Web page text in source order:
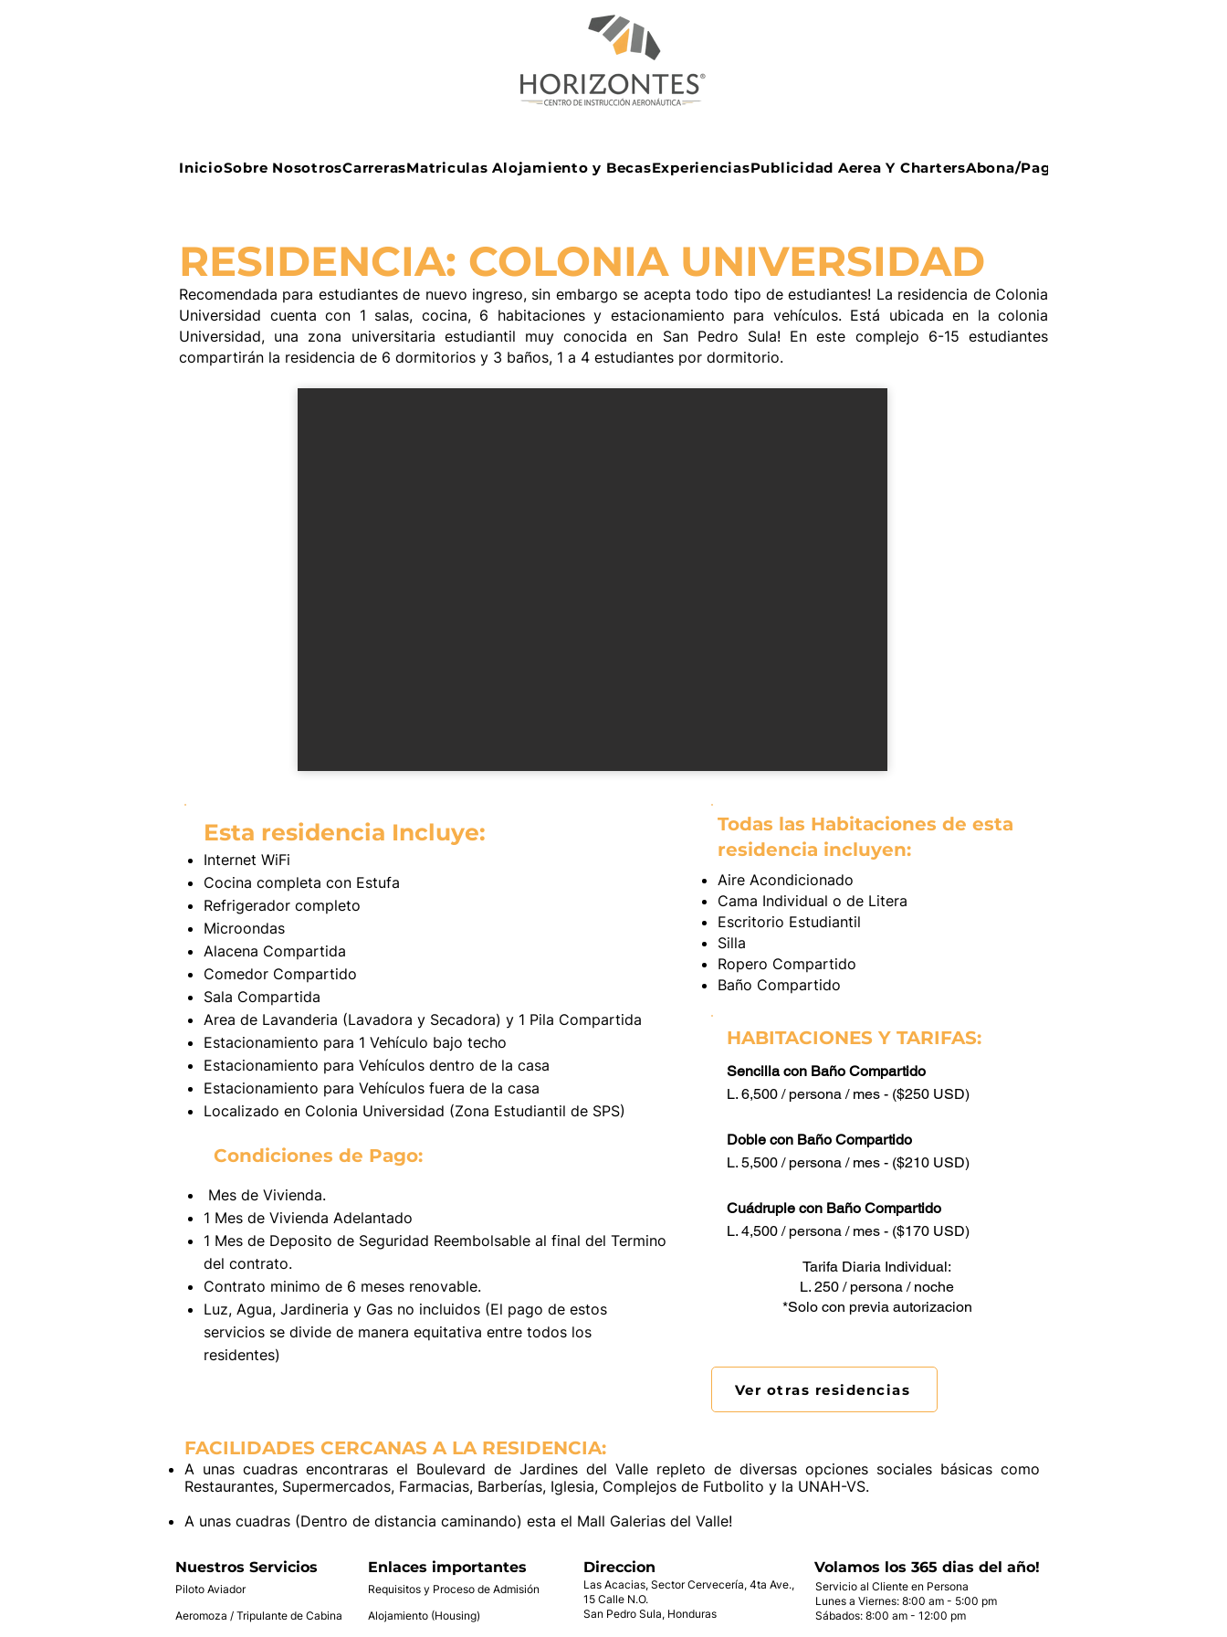
InicioSobre NosotrosCarrerasMatriculas Alojamiento y BecasExperienciasPublicidad Aerea Y ChartersAbona/Paga en Linea
RESIDENCIA: COLONIA UNIVERSIDAD
Recomendada para estudiantes de nuevo ingreso, sin embargo se acepta todo tipo de estudiantes! La residencia de Colonia
Universidad cuenta con 1 salas, cocina, 6 habitaciones y estacionamiento para vehículos. Está ubicada en la colonia
Universidad, una zona universitaria estudiantil muy conocida en San Pedro Sula! En este complejo 6-15 estudiantes
compartirán la residencia de 6 dormitorios y 3 baños, 1 a 4 estudiantes por dormitorio.
Esta residencia Incluye:
Internet WiFi
Cocina completa con Estufa
Refrigerador completo
Microondas
Alacena Compartida
Comedor Compartido
Sala Compartida
Area de Lavanderia (Lavadora y Secadora) y 1 Pila Compartida
Estacionamiento para 1 Vehículo bajo techo
Estacionamiento para Vehículos dentro de la casa
Estacionamiento para Vehículos fuera de la casa
Localizado en Colonia Universidad (Zona Estudiantil de SPS)
Condiciones de Pago:
Mes de Vivienda.
1 Mes de Vivienda Adelantado
1 Mes de Deposito de Seguridad Reembolsable al final del Termino
del contrato.
Contrato minimo de 6 meses renovable.
Luz, Agua, Jardineria y Gas no incluidos (El pago de estos
servicios se divide de manera equitativa entre todos los
residentes)
Todas las Habitaciones de esta
residencia incluyen:
Aire Acondicionado
Cama Individual o de Litera
Escritorio Estudiantil
Silla
Ropero Compartido
Baño Compartido
HABITACIONES Y TARIFAS:
Sencilla con Baño Compartido
L. 6,500 / persona / mes - ($250 USD)
Doble con Baño Compartido
L. 5,500 / persona / mes - ($210 USD)
Cuádruple con Baño Compartido
L. 4,500 / persona / mes - ($170 USD)
Tarifa Diaria Individual:
L. 250 / persona / noche
*Solo con previa autorizacion
Ver otras residencias
FACILIDADES CERCANAS A LA RESIDENCIA:
A unas cuadras encontraras el Boulevard de Jardines del Valle repleto de diversas opciones sociales básicas como
Restaurantes, Supermercados, Farmacias, Barberías, Iglesia, Complejos de Futbolito y la UNAH-VS.
A unas cuadras (Dentro de distancia caminando) esta el Mall Galerias del Valle!
Nuestros Servicios
Piloto Aviador
Aeromoza / Tripulante de Cabina
Enlaces importantes
Requisitos y Proceso de Admisión
Alojamiento (Housing)
Direccion
Las Acacias, Sector Cervecería, 4ta Ave.,
15 Calle N.O.
San Pedro Sula, Honduras
Volamos los 365 dias del año!
Servicio al Cliente en Persona
Lunes a Viernes: 8:00 am - 5:00 pm
Sábados: 8:00 am - 12:00 pm